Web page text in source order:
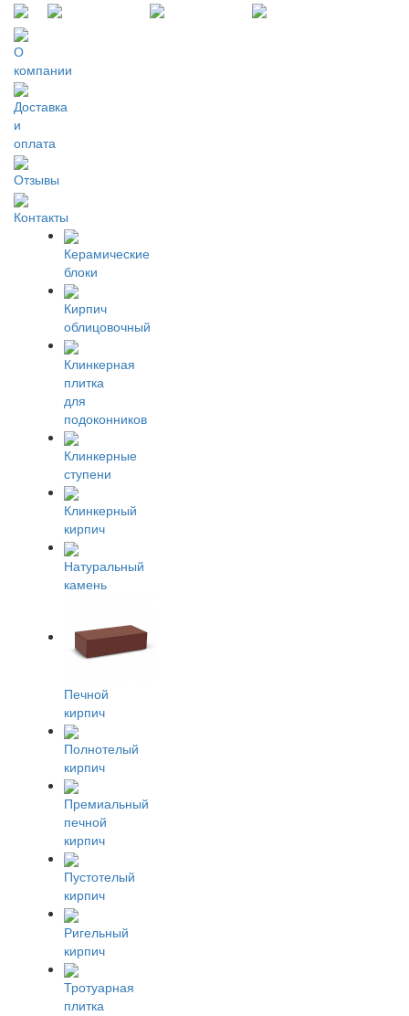
О
компании
Доставка
и
оплата
Отзывы
Контакты
Керамические
блоки
Кирпич
облицовочный
Клинкерная
плитка
для
подоконников
Клинкерные
ступени
Клинкерный
кирпич
Натуральный
камень
Печной
кирпич
Полнотелый
кирпич
Премиальный
печной
кирпич
Пустотелый
кирпич
Ригельный
кирпич
Тротуарная
плитка